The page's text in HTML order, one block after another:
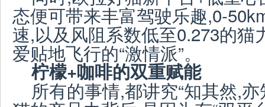
态便可带来丰富驾驶乐趣,0-
速,以及风阻系数低至0.273的猫
爱贴地飞行的“激情派”。
柠檬+咖啡的双重赋能
所有的事情,都讲究“知其然,